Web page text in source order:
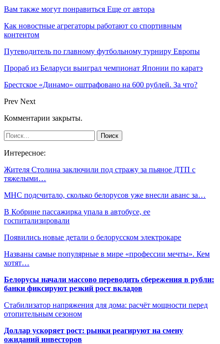
Вам также могут понравиться Еще от автора
Как новостные агрегаторы работают со спортивным
контентом
Путеводитель по главному футбольному турниру Европы
Прораб из Беларуси выиграл чемпионат Японии по каратэ
Брестское «Динамо» оштрафовано на 600 рублей. За что?
Prev Next
Комментарии закрыты.
Интересное:
Жителя Столина заключили под стражу за пьяное ДТП с
тяжелыми…
МНС подсчитало, сколько белорусов уже внесли аванс за…
В Кобрине пассажирка упала в автобусе, ее
госпитализировали
Появились новые детали о белорусском электрокаре
Названы самые популярные в мире «профессии мечты». Кем
хотят…
Белорусы начали массово переводить сбережения в рубли:
банки фиксируют резкий рост вкладов
Стабилизатор напряжения для дома: расчёт мощности перед
отопительным сезоном
Доллар ускоряет рост: рынки реагируют на смену
ожиданий инвесторов